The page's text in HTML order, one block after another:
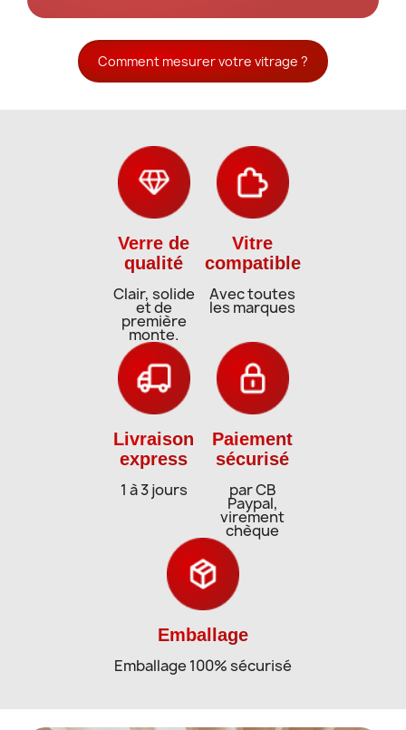
Comment mesurer votre vitrage ?
Verre de
qualité
Clair, solide
et de
première
monte.
Vitre
compatible
Avec toutes
les marques
Livraison
express
1 à 3 jours
Paiement
sécurisé
par CB
Paypal,
virement
chèque
Emballage
Emballage 100% sécurisé